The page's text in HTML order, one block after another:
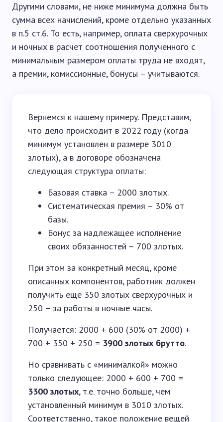
Другими словами, не ниже минимума должна быть
сумма всех начислений, кроме отдельно указанных
в п.5 ст.6. То есть, например, оплата сверхурочных
и ночных в расчет соотношения полученного с
минимальным размером оплаты труда не входят,
а премии, комиссионные, бонусы – учитываются.
Вернемся к нашему примеру. Представим,
что дело происходит в 2022 году (когда
минимум установлен в размере 3010
злотых), а в договоре обозначена
следующая структура оплаты:
Базовая ставка – 2000 злотых.
Систематическая премия – 30% от
базы.
Бонус за надлежащее исполнение
своих обязанностей – 700 злотых.
При этом за конкретный месяц, кроме
описанных компонентов, работник должен
получить еще 350 злотых сверхурочных и
250 – за работы в ночные часы.
Получается: 2000 + 600 (30% от 2000) +
700 + 350 + 250 = 3900 злотых брутто.
Но сравнивать с «минималкой» можно
только следующее: 2000 + 600 + 700 =
3300 злотых, т.е. точно больше, чем
установленный минимум в 3010 злотых.
Соответственно, такое положение вещей